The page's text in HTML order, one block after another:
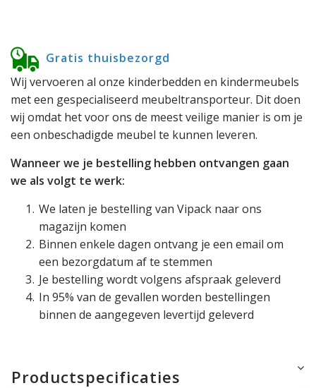
Gratis thuisbezorgd
Wij vervoeren al onze kinderbedden en kindermeubels
met een gespecialiseerd meubeltransporteur. Dit doen
wij omdat het voor ons de meest veilige manier is om je
een onbeschadigde meubel te kunnen leveren.
Wanneer we je bestelling hebben ontvangen gaan
we als volgt te werk:
We laten je bestelling van Vipack naar ons
magazijn komen
Binnen enkele dagen ontvang je een email om
een bezorgdatum af te stemmen
Je bestelling wordt volgens afspraak geleverd
In 95% van de gevallen worden bestellingen
binnen de aangegeven levertijd geleverd
Productspecificaties